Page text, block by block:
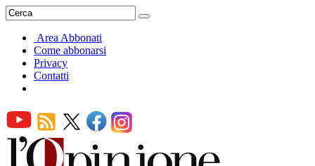
Area Abbonati
Come abbonarsi
Privacy
Contatti